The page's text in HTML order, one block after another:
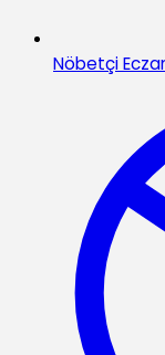
Nöbetçi